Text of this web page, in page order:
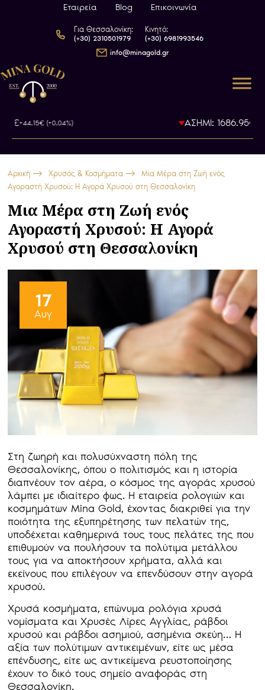
Εταιρεία Blog Επικοινωνία
Για Θεσσαλονίκη:
(+30) 2310501979
Κινητό:
(+30) 6981993546
info@minagold.gr
+44.15€ (+0.04%) ΑΣΗΜΙ: 1686.95€-
Αρχική Χρυσός & Κοσμήματα
Μια Μέρα στη Ζωή ενός
Αγοραστή Χρυσού: Η Αγορά Χρυσού στη Θεσσαλονίκη
Μια Μέρα στη Ζωή ενός
Αγοραστή Χρυσού: Η Αγορά
Χρυσού στη Θεσσαλονίκη
17
Αυγ
Στη ζωηρή και πολυσύχναστη πόλη της
Θεσσαλονίκης, όπου ο πολιτισμός και η ιστορία
διαπνέουν τον αέρα, ο κόσμος της αγοράς χρυσού
λάμπει με ιδιαίτερο φως. Η εταιρεία ρολογιών και
κοσμημάτων Mina Gold, έχοντας διακριθεί για την
ποιότητα της εξυπηρέτησης των πελατών της,
υποδέχεται καθημερινά τους τους πελάτες της που
επιθυμούν να πουλήσουν τα πολύτιμα μετάλλου
τους για να αποκτήσουν χρήματα, αλλά και
εκείνους που επιλέγουν να επενδύσουν στην αγορά
χρυσού.
Χρυσά κοσμήματα, επώνυμα ρολόγια χρυσά
νομίσματα και Χρυσές Λίρες Αγγλίας, ράβδοι
χρυσού και ράβδοι ασημιού, ασημένια σκεύη… Η
αξία των πολύτιμων αντικειμένων, είτε ως μέσα
επένδυσης, είτε ως αντικείμενα ρευστοποίησης
έχουν το δικό τους σημείο αναφοράς στη
Θεσσαλονίκη.